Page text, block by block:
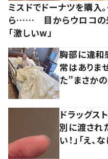
ミスドでドーナツを購入
ら…… 目からウロコの
「激しいw」
胸部に違和
常はありま
た”まさか
ドラッグス
別に渡され
い！」「え、